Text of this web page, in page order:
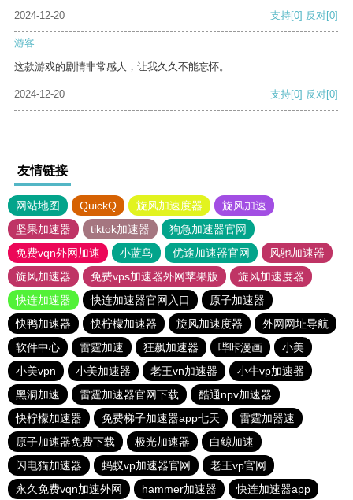
2024-12-20
支持[0] 反对[0]
游客
这款游戏的剧情非常感人，让我久久不能忘怀。
2024-12-20 支持[0] 反对[0]
友情链接
网站地图 QuickQ 旋风加速度器
旋风加速
坚果加速器
tiktok加速器
狗急加速器官网
免费vqn外网加速
小蓝鸟 优途加速器官网
风驰加速器
旋风加速器
免费vps加速器外网苹果版
旋风加速度器
快连加速器
快连加速器官网入口
原子加速器
快鸭加速器
快柠檬加速器 旋风加速度器
外网网址导航
软件中心
雷霆加速 狂飙加速器 哔咔漫画
小美
小美vpn
小美加速器 老王vn加速器
小牛vp加速器
黑洞加速
雷霆加速器官网下载
酷通npv加速器
快柠檬加速器
免费梯子加速器app七天
雷霆加器速
原子加速器免费下载
极光加速器
白鲸加速
闪电猫加速器
蚂蚁vp加速器官网
老王vp官网
永久免费vqn加速外网
hammer加速器
快连加速器app